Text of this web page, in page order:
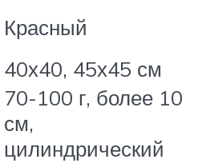
Красный
40х40, 45х45 см
70-100 г, более 10
см,
цилиндрический